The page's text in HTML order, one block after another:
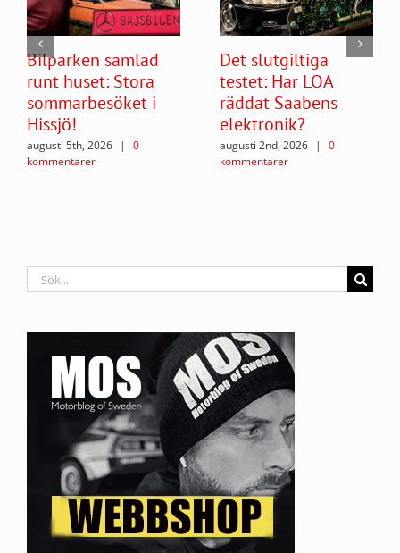
Bilparken samlad
runt huset: Stora
sommarbesöket i
Hissjö!
augusti 5th, 2026 |
0
kommentarer
Det slutgiltiga
testet: Har LOA
räddat Saabens
elektronik?
augusti 2nd, 2026 |
0
kommentarer
Sök
efter: